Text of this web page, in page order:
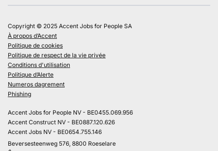
Copyright © 2025 Accent Jobs for People SA
À propos d’Accent
Politique de cookies
Politique de respect de la vie privée
Conditions d'utilisation
Politique d’Alerte
Numeros dagrement
Phishing
Accent Jobs for People NV - BE0455.069.956
Accent Construct NV - BE0887.120.626
Accent Jobs NV - BE0654.755.146
Beversesteenweg 576, 8800 Roeselare